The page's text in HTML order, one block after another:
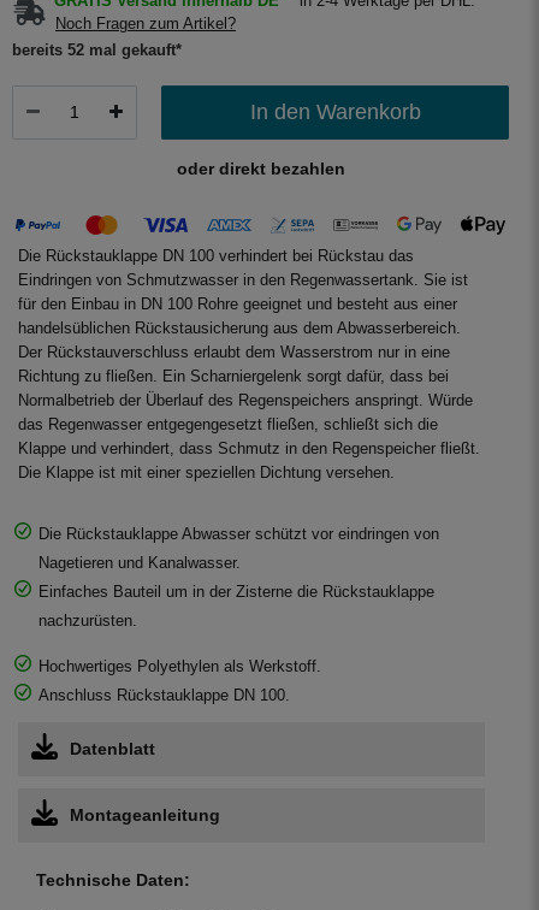
Noch Fragen zum Artikel?
bereits 52 mal gekauft*
In den Warenkorb
oder direkt bezahlen
Die Rückstauklappe DN 100 verhindert bei Rückstau das
Eindringen von Schmutzwasser in den Regenwassertank. Sie ist
für den Einbau in DN 100 Rohre geeignet und besteht aus einer
handelsüblichen Rückstausicherung aus dem Abwasserbereich.
Der Rückstauverschluss erlaubt dem Wasserstrom nur in eine
Richtung zu fließen. Ein Scharniergelenk sorgt dafür, dass bei
Normalbetrieb der Überlauf des Regenspeichers anspringt. Würde
das Regenwasser entgegengesetzt fließen, schließt sich die
Klappe und verhindert, dass Schmutz in den Regenspeicher fließt.
Die Klappe ist mit einer speziellen Dichtung versehen.
Die Rückstauklappe Abwasser schützt vor eindringen von
Nagetieren und Kanalwasser.
Einfaches Bauteil um in der Zisterne die Rückstauklappe
nachzurüsten.
Hochwertiges Polyethylen als Werkstoff.
Anschluss Rückstauklappe DN 100.
Datenblatt
Montageanleitung
Technische Daten: